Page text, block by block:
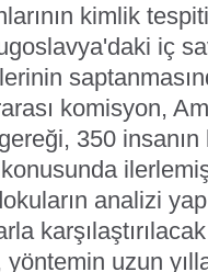
kimlik
iç
komisyon,
350
analizi
uzun